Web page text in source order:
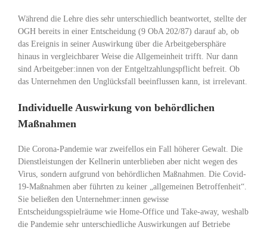
Während die Lehre dies sehr unterschiedlich beantwortet, stellte der
OGH bereits in einer Entscheidung (9 ObA 202/87) darauf ab, ob
das Ereignis in seiner Auswirkung über die Arbeitgebersphäre
hinaus in vergleichbarer Weise die Allgemeinheit trifft. Nur dann
sind Arbeitgeber:innen von der Entgeltzahlungspflicht befreit. Ob
das Unternehmen den Unglücksfall beeinflussen kann, ist irrelevant.
Individuelle Auswirkung von behördlichen
Maßnahmen
Die Corona-Pandemie war zweifellos ein Fall höherer Gewalt. Die
Dienstleistungen der Kellnerin unterblieben aber nicht wegen des
Virus, sondern aufgrund von behördlichen Maßnahmen. Die Covid-
19-Maßnahmen aber führten zu keiner „allgemeinen Betroffenheit“.
Sie beließen den Unternehmer:innen gewisse
Entscheidungsspielräume wie Home-Office und Take-away, weshalb
die Pandemie sehr unterschiedliche Auswirkungen auf Betriebe